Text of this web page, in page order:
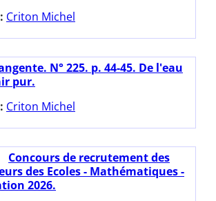
Criton Michel
N° 225. p. 44-45. De l'eau
pur.
Criton Michel
Concours de recrutement des
des Ecoles - Mathématiques -
2026.